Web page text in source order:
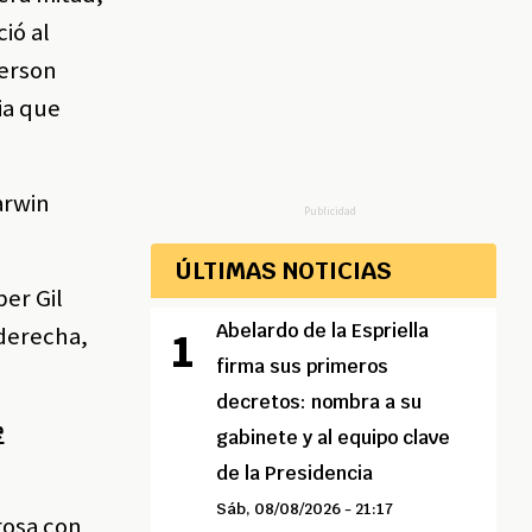
al
que
Gil
Publicidad
ÚLTIMAS NOTICIAS
Abelardo de la Espriella
firma sus primeros
decretos: nombra a su
gabinete y al equipo clave
de la Presidencia
Sáb, 08/08/2026 - 21:17